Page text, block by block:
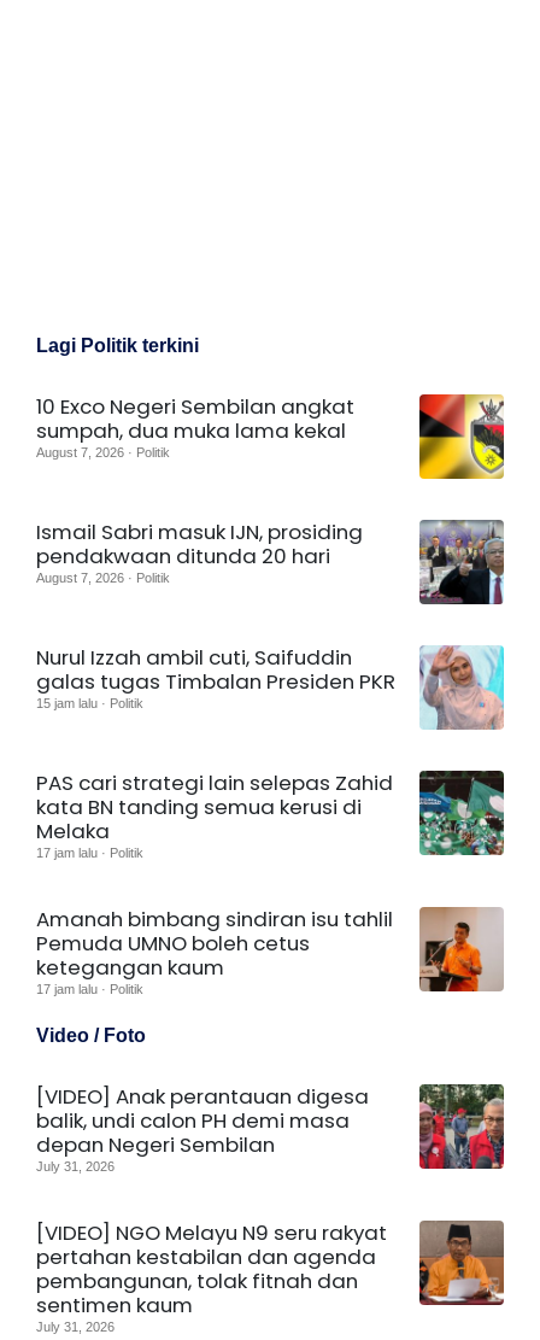
Lagi Politik terkini
10 Exco Negeri Sembilan angkat
sumpah, dua muka lama kekal
August 7, 2026 · Politik
Ismail Sabri masuk IJN, prosiding
pendakwaan ditunda 20 hari
August 7, 2026 · Politik
Nurul Izzah ambil cuti, Saifuddin
galas tugas Timbalan Presiden PKR
15 jam lalu · Politik
PAS cari strategi lain selepas Zahid
kata BN tanding semua kerusi di
Melaka
17 jam lalu · Politik
Amanah bimbang sindiran isu tahlil
Pemuda UMNO boleh cetus
ketegangan kaum
17 jam lalu · Politik
Video / Foto
[VIDEO] Anak perantauan digesa
balik, undi calon PH demi masa
depan Negeri Sembilan
July 31, 2026
[VIDEO] NGO Melayu N9 seru rakyat
pertahan kestabilan dan agenda
pembangunan, tolak fitnah dan
sentimen kaum
July 31, 2026